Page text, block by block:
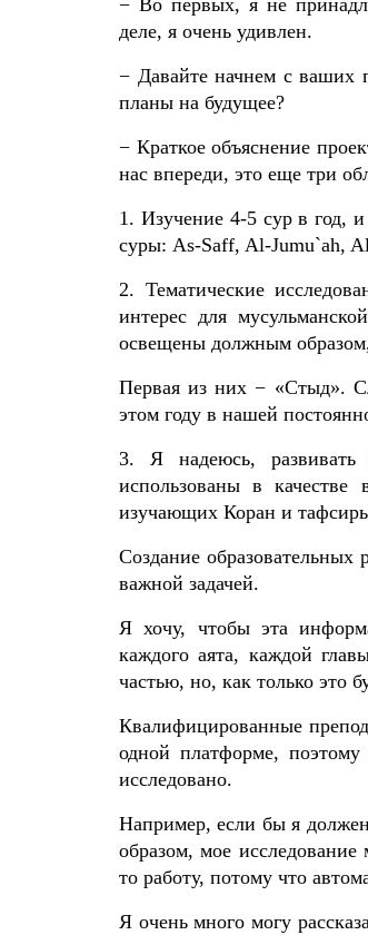
деле, я очень удивлен.
− Давайте начнем с ваших
планы на будущее?
− Краткое объяснение
нас впереди, это еще три
1. Изучение 4-5 сур в год,
суры: As-Saff, Al-Jumu`ah,
2. Тематические
интерес для
освещены должным
Первая из них − «Стыд».
этом году в нашей
3. Я надеюсь, развивать
использованы в качестве
изучающих Коран и
Создание образовательных
важной задачей.
Я хочу, чтобы эта
каждого аята, каждой
частью, но, как только это
Квалифицированные
одной платформе,
исследовано.
Например, если бы я
образом, мое исследование
то работу, потому что
Я очень много могу